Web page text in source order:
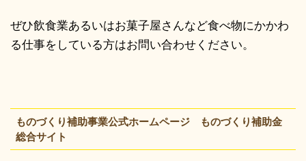
ぜひ飲食業あるいはお菓子屋さんなど食べ物にかかわ
る仕事をしている方はお問い合わせください。
ものづくり補助事業公式ホームページ ものづくり補助金
総合サイト